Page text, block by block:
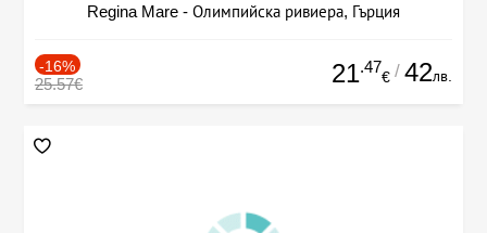
Regina Mare - Олимпийска ривиера, Гърция
-16%
25.57€ 21.47
€ / 42лв.